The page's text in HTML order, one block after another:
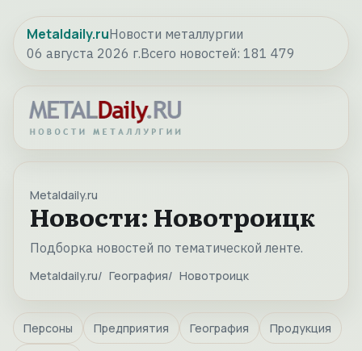
Metaldaily.ruНовости металлургии
06 августа 2026 г.Всего новостей: 181 479
Metaldaily.ru
Новости: Новотроицк
Подборка новостей по тематической ленте.
Metaldaily.ru География Новотроицк
Персоны Предприятия География Продукция